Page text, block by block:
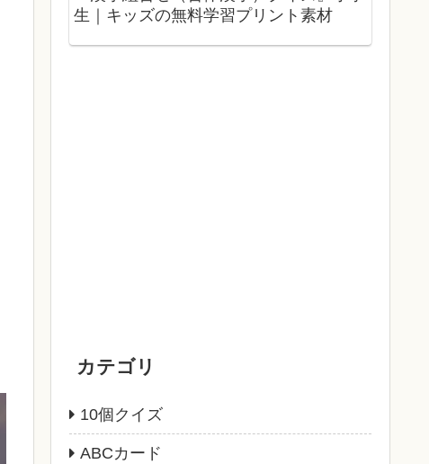
生｜キッズの無料学習プリント素材
カテゴリ
10個クイズ
ABCカード